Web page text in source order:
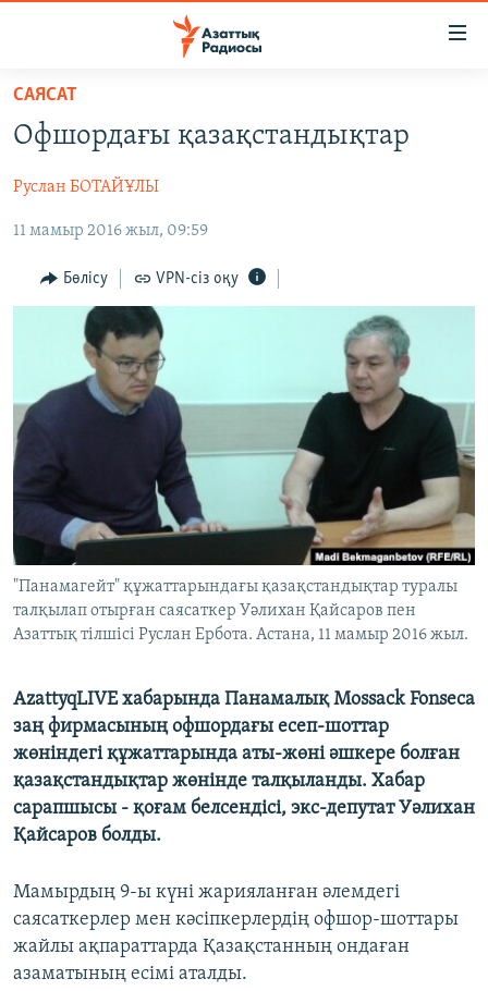
Skip
main
Skip
to
Navigation
Skip
ЖАҢАЛЫҚТАР
САЯСАТ
AZATTYQTV
ҚАҢТАР ОҚИҒАСЫ
АДАМ ҚҰҚЫҚТАРЫ
ӘЛЕУМЕТ
АРНАЙЫ ЖОБАЛАР
ЖАЗЫЛЫҢЫЗ
Басқа тілдерде
САЯСАТ
Офшордағы қазақстандықтар
Руслан БОТАЙҰЛЫ
11 мамыр 2016 жыл, 09:59
Бөлісу VPN-сіз оқу
"Панамагейт" құжаттарындағы қазақстандықтар туралы
талқылап отырған саясаткер Уәлихан Қайсаров пен
Азаттық тілшісі Руслан Ербота. Астана, 11 мамыр 2016 жыл.
AzattyqLIVE хабарында Панамалық Mossack Fonseca
заң фирмасының офшордағы есеп-шоттар
жөніндегі құжаттарында аты-жөні әшкере болған
қазақстандықтар жөнінде талқыланды. Хабар
сарапшысы - қоғам белсендісі, экс-депутат Уәлихан
Қайсаров болды.
Мамырдың 9-ы күні жарияланған әлемдегі
саясаткерлер мен кәсіпкерлердің офшор-шоттары
жайлы ақпараттарда Қазақстанның ондаған
азаматының есімі аталды.